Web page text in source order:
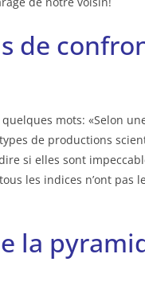
de
mots: «Selon
de productions
si elles sont
les indices n’ont pas
la